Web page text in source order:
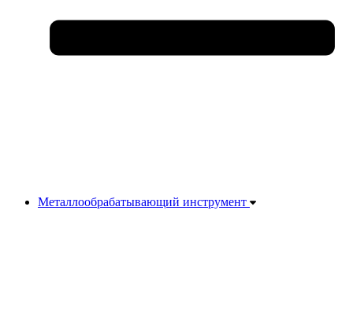
Металлообрабатывающий инструмент